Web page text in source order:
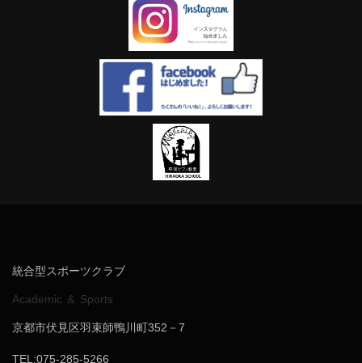
統合型スポーツクラブ
Academic ＆ Sports
京都市伏見区羽束師鴨川町352－7
TEL:075-285-5266